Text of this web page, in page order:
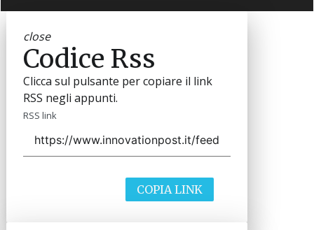
close
Codice Rss
Clicca sul pulsante per copiare il link
RSS negli appunti.
RSS link
COPIA LINK